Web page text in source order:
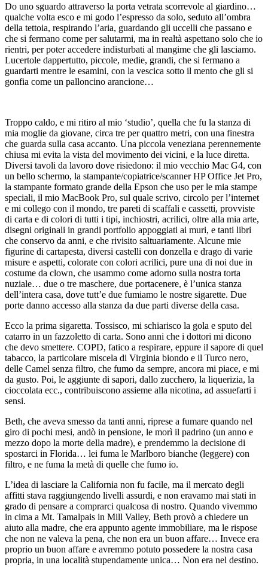
Do uno sguardo attraverso la porta vetrata scorrevole al giardino…
qualche volta esco e mi godo l’espresso da solo, seduto all’ombra
della tettoia, respirando l’aria, guardando gli uccelli che passano e
che si fermano come per salutarmi, ma in realtà aspettano solo che io
rientri, per poter accedere indisturbati al mangime che gli lasciamo.
Lucertole dappertutto, piccole, medie, grandi, che si fermano a
guardarti mentre le esamini, con la vescica sotto il mento che gli si
gonfia come un palloncino arancione…
Troppo caldo, e mi ritiro al mio ‘studio’, quella che fu la stanza di
mia moglie da giovane, circa tre per quattro metri, con una finestra
che guarda sulla casa accanto. Una piccola veneziana perennemente
chiusa mi evita la vista del movimento dei vicini, e la luce diretta.
Diversi tavoli da lavoro dove risiedono: il mio vecchio Mac G4, con
un bello schermo, la stampante/copiatrice/scanner HP Office Jet Pro,
la stampante formato grande della Epson che uso per le mia stampe
speciali, il mio MacBook Pro, sul quale scrivo, circolo per l’internet
e mi collego con il mondo, tre pareti di scaffali e cassetti, provviste
di carta e di colori di tutti i tipi, inchiostri, acrilici, oltre alla mia arte,
disegni originali in grandi portfolio appoggiati ai muri, e tanti libri
che conservo da anni, e che rivisito saltuariamente. Alcune mie
figurine di cartapesta, diversi castelli con donzella e drago di varie
misure e aspetti, colorate con colori acrilici, pure una di noi due in
costume da clown, che usammo come adorno sulla nostra torta
nuziale… due o tre maschere, due portacenere, è l’unica stanza
dell’intera casa, dove tutt’e due fumiamo le nostre sigarette. Due
porte danno accesso alla stanza da due parti diverse della casa.
Ecco la prima sigaretta. Tossisco, mi schiarisco la gola e sputo del
catarro in un fazzoletto di carta. Sono anni che i dottori mi dicono
che devo smettere. COPD, fatico a respirare, eppure il sapore di quel
tabacco, la particolare miscela di Virginia biondo e il Turco nero,
delle Camel senza filtro, che fumo da sempre, ancora mi piace, e mi
da gusto. Poi, le aggiunte di sapori, dallo zucchero, la liquerizia, la
cioccolata ecc., contribuiscono assieme alla nicotina, ad assuefarti i
sensi.
Beth, che aveva smesso da tanti anni, riprese a fumare quando nel
giro di pochi mesi, andò in pensione, le morì il padrino (un anno e
mezzo dopo la morte della madre), e prendemmo la decisione di
spostarci in Florida… lei fuma le Marlboro bianche (leggere) con
filtro, e ne fuma la metà di quelle che fumo io.
L’idea di lasciare la California non fu facile, ma il mercato degli
affitti stava raggiungendo livelli assurdi, e non eravamo mai stati in
grado di pensare a comprarci qualcosa di nostro. Quando vivemmo
in cima a Mt. Tamalpais in Mill Valley, Beth provò a chiedere un
aiuto alla madre, che era appunto agente immobiliare, ma le rispose
che non ne valeva la pena, che non era un buon affare… Invece era
proprio un buon affare e avremmo potuto possedere la nostra casa
propria, in una località stupendamente unica… Non era nel destino.